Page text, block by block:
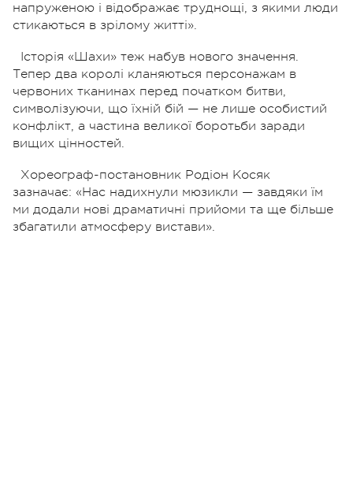
напруженою і відображає труднощі, з якими люди
стикаються в зрілому житті».
Історія «Шахи» теж набув нового значення.
Тепер два королі кланяються персонажам в
червоних тканинах перед початком битви,
символізуючи, що їхній бій — не лише особистий
конфлікт, а частина великої боротьби заради
вищих цінностей.
Хореограф-постановник Родіон Косяк
зазначає: «Нас надихнули мюзикли — завдяки їм
ми додали нові драматичні прийоми та ще більше
збагатили атмосферу вистави».